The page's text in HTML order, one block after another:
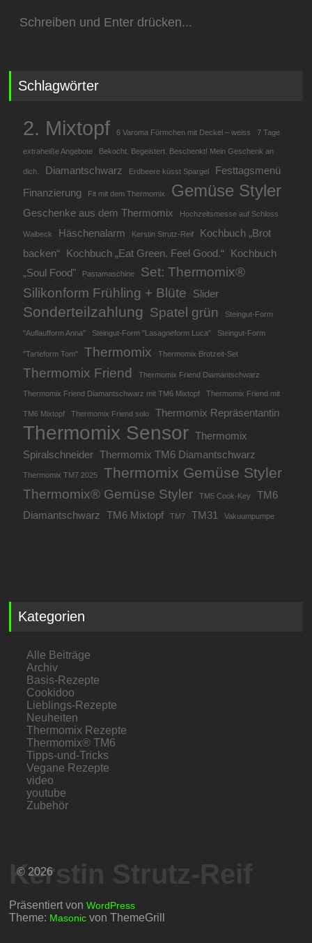
nach:
Schlagwörter
2. Mixtopf 6 Varoma Förmchen mit Deckel – weiss 7 Tage
extraheiße Angebote Bekocht. Begeistert. Beschenkt! Mein Geschenk an
dich. Diamantschwarz Erdbeere küsst Spargel
Festtagsmenü
Finanzierung
Fit mit dem Thermomix Gemüse Styler
Geschenke aus dem Thermomix Hochzeitsmesse auf Schloss
Walbeck Häschenalarm Kerstin Strutz-Reif
Kochbuch „Brot
backen“ Kochbuch „Eat Green. Feel Good.“ Kochbuch
„Soul Food"
Pastamaschine
Set: Thermomix®
Silikonform Frühling + Blüte
Slider
Sonderteilzahlung Spatel grün Steingut-Form
"Auflaufform Anna" Steingut-Form "Lasagneform Luca" Steingut-Form
"Tarteform Tom" Thermomix Thermomix Brotzeit-Set
Thermomix Friend Thermomix Friend Diamantschwarz
Thermomix Friend Diamantschwarz mit TM6 Mixtopf Thermomix Friend mit
TM6 Mixtopf Thermomix Friend solo Thermomix Repräsentantin
Thermomix Sensor Thermomix
Spiralschneider Thermomix TM6 Diamantschwarz
Thermomix TM7 2025 Thermomix Gemüse Styler
Thermomix® Gemüse Styler TM5 Cook-Key
TM6
Diamantschwarz
TM6 Mixtopf TM7 TM31 Vakuumpumpe
Kategorien
Alle Beiträge
Archiv
Basis-Rezepte
Cookidoo
Lieblings-Rezepte
Neuheiten
Thermomix Rezepte
Thermomix® TM6
Tipps-und-Tricks
Vegane Rezepte
video
youtube
Zubehör
Kerstin Strutz-Reif
© 2026
Präsentiert vonWordPress
Theme: Masonic von ThemeGrill